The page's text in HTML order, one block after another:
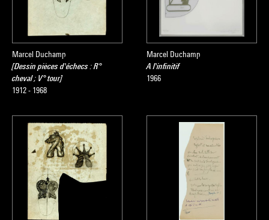
Marcel Duchamp
[Dessin pièces d'échecs : R°
cheval ; V° tour]
1912 - 1968
Marcel Duchamp
A l'infinitif
1966